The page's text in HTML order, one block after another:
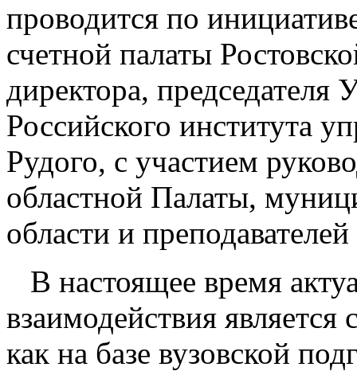
проводится по
счетной палаты
директора,
Российского института
Рудого, с участием
областной Палаты,
области и преподавателей
В настоящее время
взаимодействия является
как на базе вузовской